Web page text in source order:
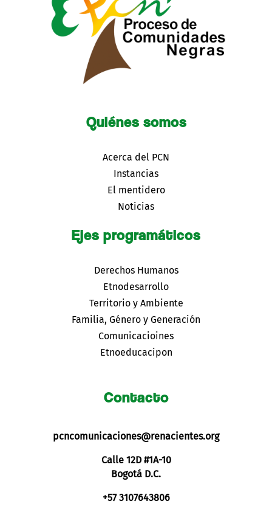
Quiénes somos
Acerca del PCN
Instancias
El mentidero
Noticias
Ejes programáticos
Derechos Humanos
Etnodesarrollo
Territorio y Ambiente
Familia, Género y Generación
Comunicacioines
Etnoeducacipon
Contacto
pcncomunicaciones@renacientes.org
Calle 12D #1A-10
Bogotá D.C.
+57 3107643806